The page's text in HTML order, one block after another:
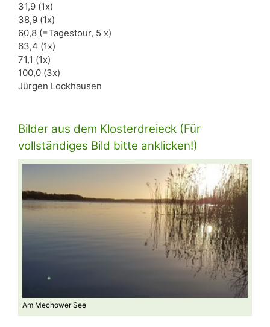
31,9 (1x)
38,9 (1x)
60,8 (=Tagestour, 5 x)
63,4 (1x)
71,1 (1x)
100,0 (3x)
Jürgen Lockhausen
Bilder aus dem Klosterdreieck (Für
vollständiges Bild bitte anklicken!)
Am Mechower See